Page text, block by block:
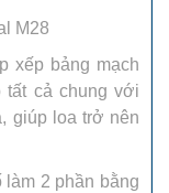
xếp bảng mạch
tất cả chung với
giúp loa trở nên
làm 2 phần bằng